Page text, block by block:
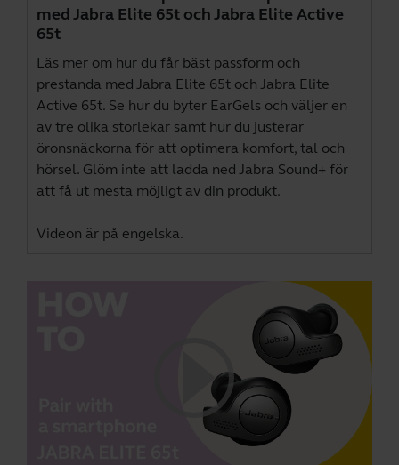
med Jabra Elite 65t och Jabra Elite Active
65t
Läs mer om hur du får bäst passform och
prestanda med Jabra Elite 65t och Jabra Elite
Active 65t. Se hur du byter EarGels och väljer en
av tre olika storlekar samt hur du justerar
öronsnäckorna för att optimera komfort, tal och
hörsel. Glöm inte att ladda ned Jabra Sound+ för
att få ut mesta möjligt av din produkt.
Videon är på engelska.